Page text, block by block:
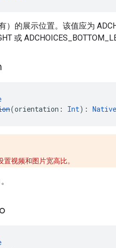
）的展示位置。该值应为
或
(orientation: Int):
置视频和图片宽高比。